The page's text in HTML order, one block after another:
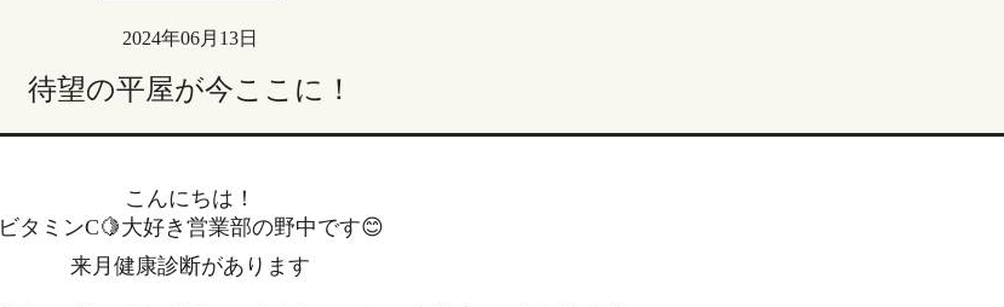
2024年06月13日
待望の平屋が今ここに！
こんにちは！
ビタミンC🍋大好き営業部の野中です😊
来月健康診断があります